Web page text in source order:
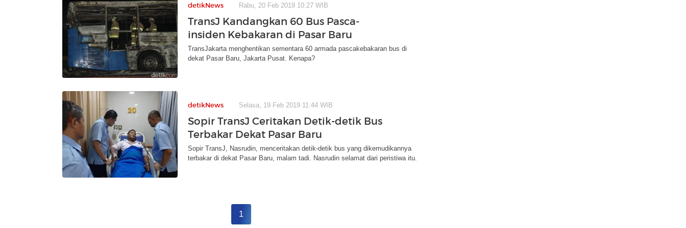
detikNews Rabu, 20 Feb 2019 10:27 WIB
TransJ Kandangkan 60 Bus Pasca-
insiden Kebakaran di Pasar Baru
TransJakarta menghentikan sementara 60 armada pascakebakaran bus di
dekat Pasar Baru, Jakarta Pusat. Kenapa?
detikNews Selasa, 19 Feb 2019 11:44 WIB
Sopir TransJ Ceritakan Detik-detik Bus
Terbakar Dekat Pasar Baru
Sopir TransJ, Nasrudin, menceritakan detik-detik bus yang dikemudikannya
terbakar di dekat Pasar Baru, malam tadi. Nasrudin selamat dari peristiwa itu.
1